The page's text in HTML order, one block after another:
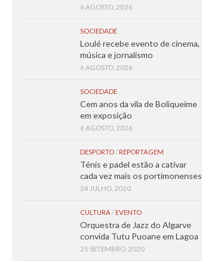
6 AGOSTO, 2026
SOCIEDADE
Loulé recebe evento de cinema,
música e jornalismo
6 AGOSTO, 2026
SOCIEDADE
Cem anos da vila de Boliqueime
em exposição
6 AGOSTO, 2026
DESPORTO/ REPORTAGEM
Ténis e padel estão a cativar
cada vez mais os portimonenses
24 JULHO, 2020
CULTURA/ EVENTO
Orquestra de Jazz do Algarve
convida Tutu Puoane em Lagoa
25 SETEMBRO, 2020